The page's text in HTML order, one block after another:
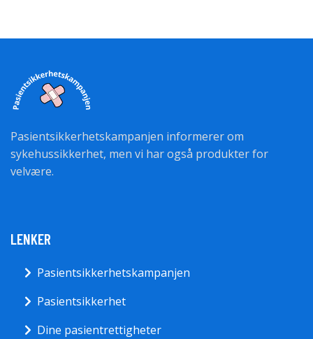
Pasientsikkerhetskampanjen informerer om
sykehussikkerhet, men vi har også produkter for
velvære.
LENKER
Pasientsikkerhetskampanjen
Pasientsikkerhet
Dine pasientrettigheter